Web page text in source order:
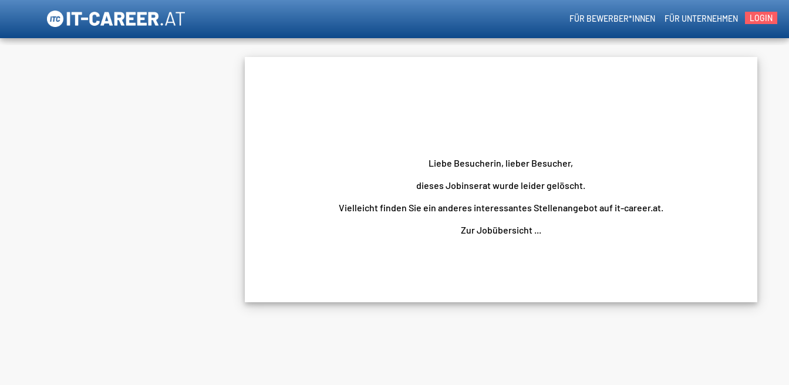
LOGIN
FÜR UNTERNEHMEN
FÜR BEWERBER*INNEN
Liebe Besucherin, lieber Besucher,
dieses Jobinserat wurde leider gelöscht.
Vielleicht finden Sie ein anderes interessantes Stellenangebot auf it-career.at.
Zur Jobübersicht ...